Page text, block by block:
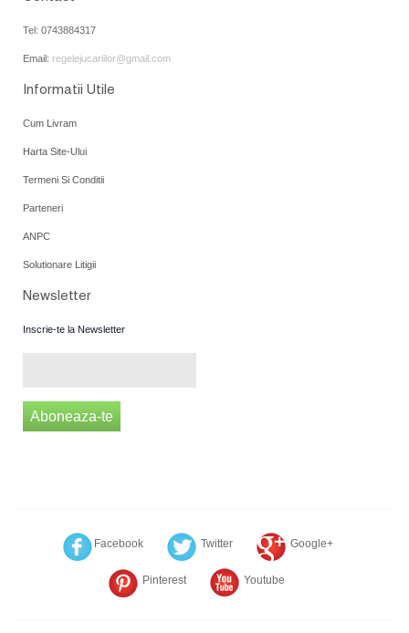
Tel: 0743884317
Email: regelejucariilor@gmail.com
Informatii Utile
Cum Livram
Harta Site-Ului
Termeni Si Conditii
Parteneri
ANPC
Solutionare Litigii
Newsletter
Inscrie-te la Newsletter
Aboneaza-te
Facebook Twitter Google+
Pinterest Youtube